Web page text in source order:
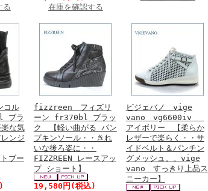
る
在庫を確認する
ル
ブラ
な気
ンジ
ブー
fizzreen フィズリ
ーン fr370bl ブラッ
ク 【軽い曲がる パン
プキンソール・・きれ
いな後ろ姿に・・
FIZZREEN レースアッ
プ ショート】
19,580円 (税込)
ビジェバノ vige
vano vg6600iv
アイボリー 【柔らか
レザーで楽らく・・サ
イドベルト＆パンチン
グメッシュ。。vige
vano すっきり上品ス
ニーカー】